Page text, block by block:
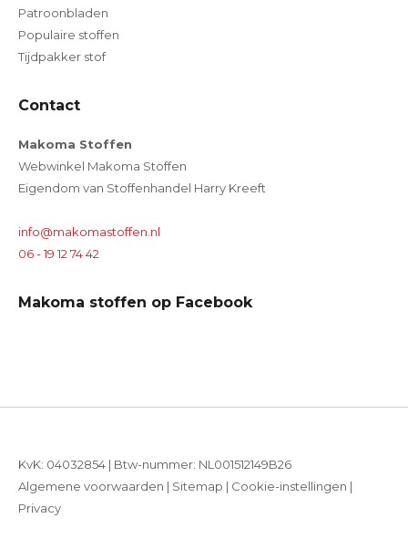
Patroonbladen
Populaire stoffen
Tijdpakker stof
Contact
Makoma Stoffen
Webwinkel Makoma Stoffen
Eigendom van Stoffenhandel Harry Kreeft
info@makomastoffen.nl
06 - 19 12 74 42
Makoma stoffen op Facebook
KvK: 04032854 | Btw-nummer: NL001512149B26
Algemene voorwaarden | Sitemap | Cookie-instellingen |
Privacy